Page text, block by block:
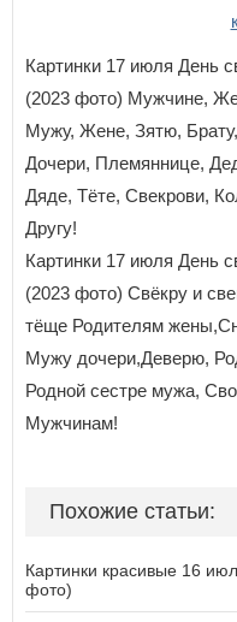
Картинки 17 июля День
(2023 фото) Мужчине,
Мужу, Жене, Зятю,
Дочери, Племяннице,
Дяде, Тёте, Свекрови,
Другу!
Картинки 17 июля День
(2023 фото) Свёкру и
тёще Родителям
Мужу дочери,Деверю,
Родной сестре мужа,
Мужчинам!
Похожие статьи:
Картинки красивые 16
фото)